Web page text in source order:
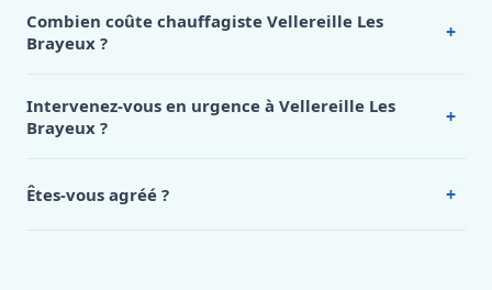
Combien coûte chauffagiste Vellereille Les
Brayeux ?
+
Vellereille Les Brayeux, appelez le 0472 53 24 26.
Intervenez-vous en urgence à Vellereille Les
Brayeux ?
+
Êtes-vous agréé ? +